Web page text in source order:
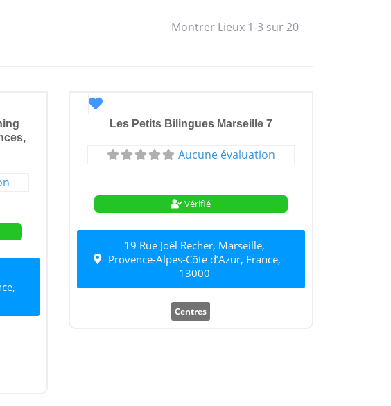
Montrer Lieux 1-3 sur 20
Favori
Les Petits Bilingues Marseille 7
Aucune évaluation
Vérifié
19 Rue Joël Recher, Marseille,
Provence-Alpes-Côte d’Azur, France,
13000
Centres